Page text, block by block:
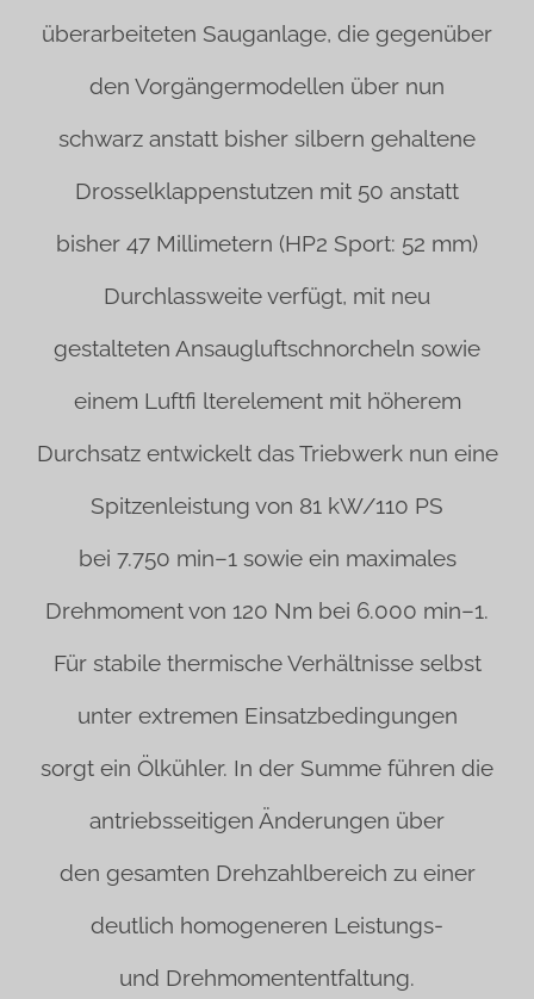
überarbeiteten Sauganlage, die gegenüber
den Vorgängermodellen über nun
schwarz anstatt bisher silbern gehaltene
Drosselklappenstutzen mit 50 anstatt
bisher 47 Millimetern (HP2 Sport: 52 mm)
Durchlassweite verfügt, mit neu
gestalteten Ansaugluftschnorcheln sowie
einem Luftfi lterelement mit höherem
Durchsatz entwickelt das Triebwerk nun eine
Spitzenleistung von 81 kW/110 PS
bei 7.750 min–1 sowie ein maximales
Drehmoment von 120 Nm bei 6.000 min–1.
Für stabile thermische Verhältnisse selbst
unter extremen Einsatzbedingungen
sorgt ein Ölkühler. In der Summe führen die
antriebsseitigen Änderungen über
den gesamten Drehzahlbereich zu einer
deutlich homogeneren Leistungs-
und Drehmomententfaltung.